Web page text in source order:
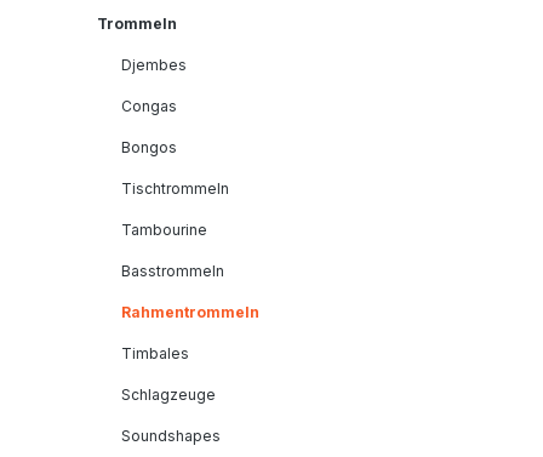
Trommeln
Djembes
Congas
Bongos
Tischtrommeln
Tambourine
Basstrommeln
Rahmentrommeln
Timbales
Schlagzeuge
Soundshapes